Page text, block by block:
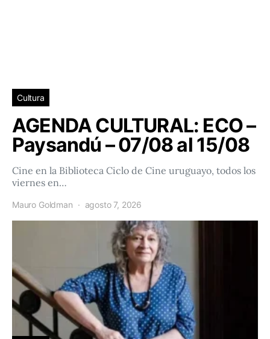
Cultura
AGENDA CULTURAL: ECO –
Paysandú – 07/08 al 15/08
Cine en la Biblioteca Ciclo de Cine uruguayo, todos los
viernes en…
Mauro Goldman agosto 7, 2026